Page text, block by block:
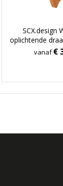
SCX.design
oplichtende
vanaf€